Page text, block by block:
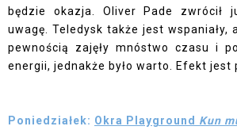
będzie okazja. Oliver Pade zwrócił
uwagę. Teledysk także jest wspaniały,
pewnością zajęły mnóstwo czasu i
energii, jednakże było warto. Efekt jest
Poniedziałek: Okra Playground Kun